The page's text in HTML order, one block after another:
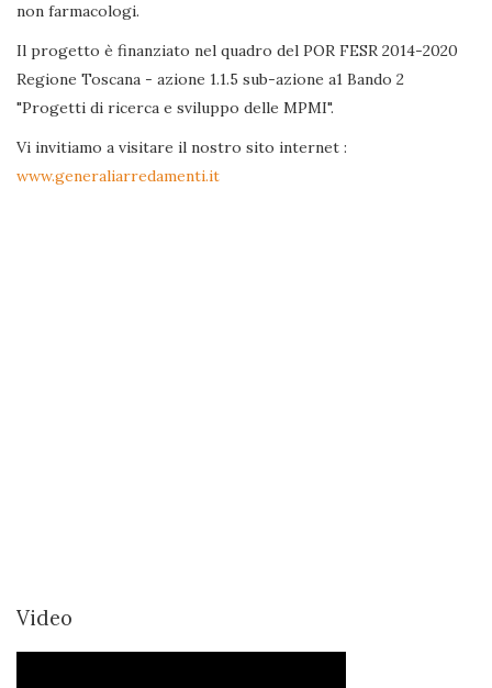
non farmacologi.
Il progetto è finanziato nel quadro del POR FESR 2014-2020
Regione Toscana - azione 1.1.5 sub-azione a1 Bando 2
"Progetti di ricerca e sviluppo delle MPMI".
Vi invitiamo a visitare il nostro sito internet :
www.generaliarredamenti.it
Video